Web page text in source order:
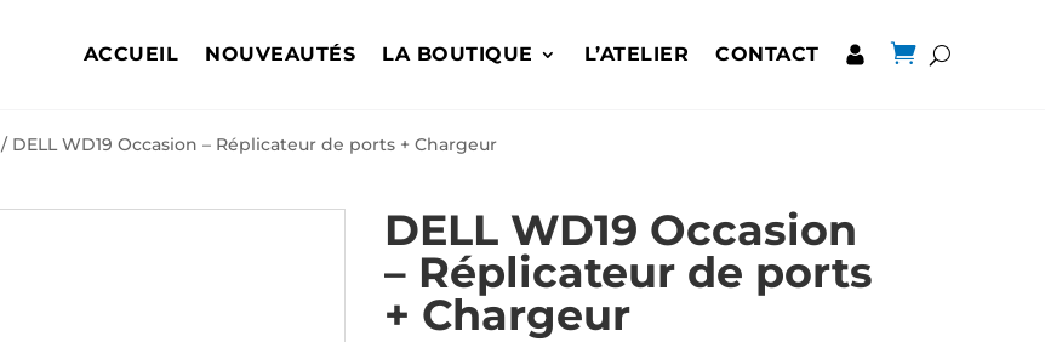
ACCUEIL NOUVEAUTÉS LA BOUTIQUE L’ATELIER CONTACT 
/ DELL WD19 Occasion – Réplicateur de ports + Chargeur
DELL WD19 Occasion
– Réplicateur de ports
+ Chargeur